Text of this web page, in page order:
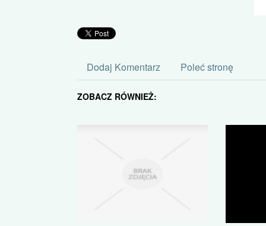
Dodaj Komentarz Poleć stronę
ZOBACZ RÓWNIEŻ: